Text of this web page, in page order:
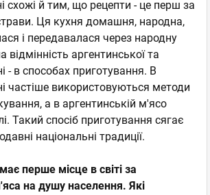
схожі й тим, що рецепти - це перш за
Ця кухня домашня, народна,
і передавалася через народну
аргентинської та
- в способах приготування. В
частіше використовуються методи
а в аргентинській м'ясо
Такий спосіб приготування сягає
національні традиції.
перше місце в світі за
на душу населення. Які